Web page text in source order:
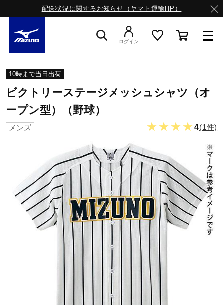
配送状況に関するお知らせ（ヤマト運輸HP）
スニーカー
ライフスタイルウエア
サッカー／フットサル
トレーニング
ログイン
10時まで当日出荷
ビクトリーステージメッシュシャツ（オ
ープン型）（野球）
メンズ ★★★★4(1件)